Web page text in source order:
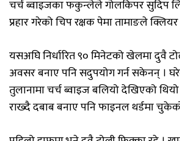
चर्च ब्वाइजका फकुन्लेले गोलकिपर सुदिप
प्रहार गरेको चिप रक्षक पेमा तामाङले
यसअघि निर्धारित ९० मिनेटको खेलमा दुवै
अवसर बनाए पनि सदुपयोग गर्न सकेनन् ।
तुलानामा चर्च ब्वाइज बलियो देखिएको
राख्दै दबाब बनाए पनि फाइनल थर्डमा